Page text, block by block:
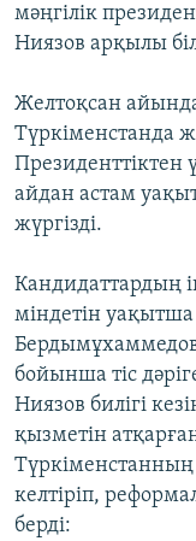
мәңгілік
Ниязов арқылы
Желтоқсан
Түркіменстанда
Президенттіктен
айдан астам
жүргізді.
Кандидаттардың
міндетін
бойынша тіс
Ниязов билігі
қызметін
Түркіменстанның
келтіріп,
берді: